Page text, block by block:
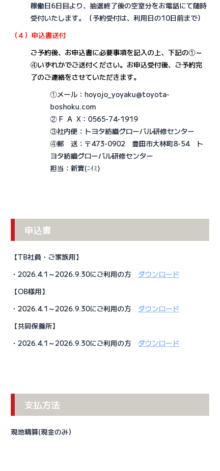
稼働日6日目より、抽選終了後の空室分をお電話にて随時
受付いたします。（予約受付は、利用日の10日前まで）
（４）申込書送付
ご予約後、お申込書に必要事項を記入の上、下記の①～
④いずれかでご送付ください。お申込受付後、ご予約完
了のご連絡をさせていただきます。
①メール：hoyojo_yoyaku@toyota-
boshoku.com
② F A X：0565-74-1919
③社内便：トヨタ紡織グローバル研修センター
④郵 送：〒473-0902 豊田市大林町8-54 ト
ヨタ紡織グローバル研修センター
担当：新實(ﾆｲﾐ)
申込書
【TB社員・ご家族用】
・2026.4.1～2026.9.30にご利用の方ダウンロード
【OB様用】
・2026.4.1～2026.9.30にご利用の方ダウンロード
【共同保養所】
・2026.4.1～2026.9.30にご利用の方ダウンロード
支払方法
現地精算(現金のみ）